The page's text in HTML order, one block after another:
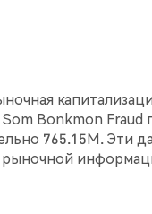
Bonkmon Fraud
765.15M. Эти
рыночной